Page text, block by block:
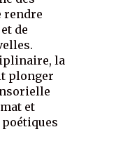
rendre
de
la
plonger
et